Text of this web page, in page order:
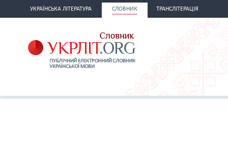
УКРАЇНСЬКА ЛІТЕРАТУРА СЛОВНИК ТРАНСЛІТЕРАЦІЯ